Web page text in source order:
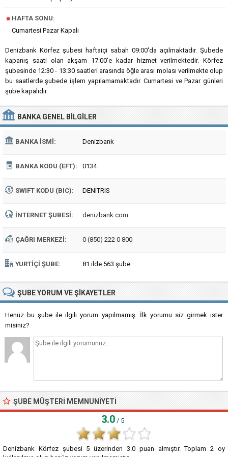
■ HAFTA SONU:
Cumartesi Pazar Kapalı
Denizbank Körfez şubesi haftaiçi sabah 09:00'da açılmaktadır. Şubede
kapanış saati olan akşam 17:00'e kadar hizmet verilmektedir. Körfez
şubesinde 12:30 - 13:30 saatleri arasında öğle arası molası verilmekte olup
bu saatlerde şubede işlem yapılamamaktadır. Cumartesi ve Pazar günleri
şube kapalıdır.
BANKA GENEL BILGILER
BANKA İSMI: Denizbank
BANKA KODU (EFT): 0134
SWIFT KODU (BIC): DENITRIS
İNTERNET ŞUBESI: denizbank.com
ÇAĞRI MERKEZI: 0 (850) 222 0 800
YURTIÇI ŞUBE: 81 ilde 563 şube
ŞUBEYORUM VE ŞIKAYETLER
Henüz bu şube ile ilgili yorum yapılmamış. İlk yorumu siz girmek ister
misiniz?
ŞUBE MÜŞTERI MEMNUNIYETI
3.0 / 5
Denizbank Körfez şubesi 5 üzerinden3.0 puan almıştır. Toplam2 oy